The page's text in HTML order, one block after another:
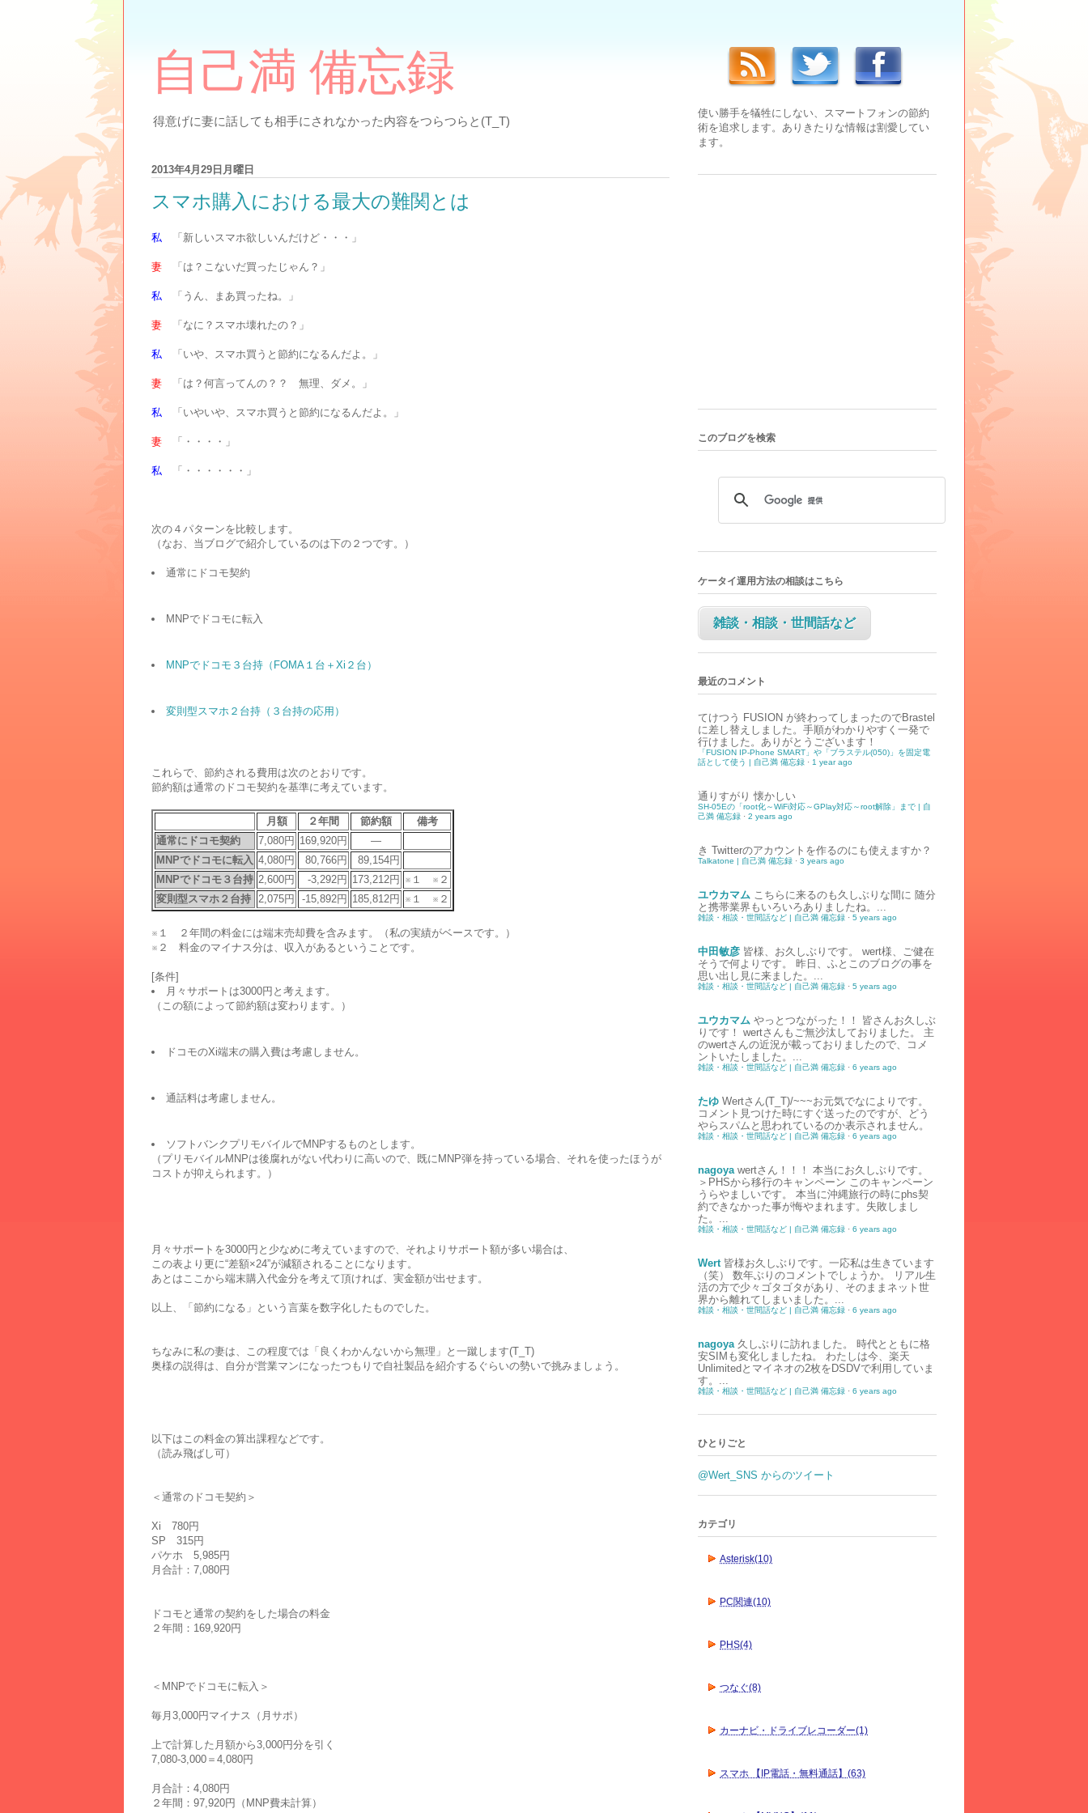
自己満 備忘録
得意げに妻に話しても相手にされなかった内容をつらつらと(T_T)
2013年4月29日月曜日
スマホ購入における最大の難関とは
私 「新しいスマホ欲しいんだけど・・・」
妻 「は？こないだ買ったじゃん？」
私 「うん、まあ買ったね。」
妻 「なに？スマホ壊れたの？」
私 「いや、スマホ買うと節約になるんだよ。」
妻 「は？何言ってんの？？ 無理、ダメ。」
私 「いやいや、スマホ買うと節約になるんだよ。」
妻 「・・・・」
私 「・・・・・・」
次の４パターンを比較します。
（なお、当ブログで紹介しているのは下の２つです。）
通常にドコモ契約
MNPでドコモに転入
MNPでドコモ３台持（FOMA１台＋Xi２台）
変則型スマホ２台持（３台持の応用）
これらで、節約される費用は次のとおりです。
節約額は通常のドコモ契約を基準に考えています。
月額 ２年間 節約額
備考
通常にドコモ契約
7,080円 169,920円
―
MNPでドコモに転入 4,080円 80,766円
89,154円
MNPでドコモ３台持 2,600円 -3,292円 173,212円 ※１ ※２
変則型スマホ２台持
2,075円 -15,892円 185,812円 ※１ ※２
※１ ２年間の料金には端末売却費を含みます。（私の実績がベースです。）
※２ 料金のマイナス分は、収入があるということです。
[条件]
月々サポートは3000円と考えます。
（この額によって節約額は変わります。）
ドコモのXi端末の購入費は考慮しません。
通話料は考慮しません。
ソフトバンクプリモバイルでMNPするものとします。
（プリモバイルMNPは後腐れがない代わりに高いので、既にMNP弾を持っている場合、それを使ったほうが
コストが抑えられます。）
月々サポートを3000円と少なめに考えていますので、それよりサポート額が多い場合は、
この表より更に“差額×24”が減額されることになります。
あとはここから端末購入代金分を考えて頂ければ、実金額が出せます。
以上、「節約になる」という言葉を数字化したものでした。
ちなみに私の妻は、この程度では「良くわかんないから無理」と一蹴します(T_T)
奥様の説得は、自分が営業マンになったつもりで自社製品を紹介するぐらいの勢いで挑みましょう。
以下はこの料金の算出課程などです。
（読み飛ばし可）
＜通常のドコモ契約＞
Xi 780円
SP 315円
パケホ 5,985円
月合計：7,080円
ドコモと通常の契約をした場合の料金
２年間：169,920円
＜MNPでドコモに転入＞
毎月3,000円マイナス（月サポ）
上で計算した月額から3,000円分を引く
7,080-3,000＝4,080円
月合計：4,080円
２年間：97,920円（MNP費未計算）
使い勝手を犠牲にしない、スマートフォンの節約
術を追求します。ありきたりな情報は割愛してい
ます。
このブログを検索
ケータイ運用方法の相談はこちら
雑談・相談・世間話など
最近のコメント
てけつう FUSION が終わってしまったのでBrastel
に差し替えしました。手順がわかりやすく一発で
行けました。ありがとうございます！
「FUSION IP-Phone SMART」や「ブラステル(050)」を固定電
話として使う | 自己満 備忘録 · 1 year ago
通りすがり 懐かしい
SH-05Eの「root化～WiFi対応～GPlay対応～root解除」まで | 自
己満 備忘録 · 2 years ago
き Twitterのアカウントを作るのにも使えますか？
Talkatone | 自己満 備忘録 · 3 years ago
ユウカマム こちらに来るのも久しぶりな間に 随分
と携帯業界もいろいろありましたね。...
雑談・相談・世間話など | 自己満 備忘録 · 5 years ago
中田敏彦 皆様、お久しぶりです。 wert様、ご健在
そうで何よりです。 昨日、ふとこのブログの事を
思い出し見に来ました。...
雑談・相談・世間話など | 自己満 備忘録 · 5 years ago
ユウカマム やっとつながった！！ 皆さんお久しぶ
りです！ wertさんもご無沙汰しておりました。 主
のwertさんの近況が載っておりましたので、コメ
ントいたしました。...
雑談・相談・世間話など | 自己満 備忘録 · 6 years ago
たゆ Wertさん(T_T)/~~~お元気でなによりです。
コメント見つけた時にすぐ送ったのですが、どう
やらスパムと思われているのか表示されません。
雑談・相談・世間話など | 自己満 備忘録 · 6 years ago
nagoya wertさん！！！ 本当にお久しぶりです。
＞PHSから移行のキャンペーン このキャンペーン
うらやましいです。 本当に沖縄旅行の時にphs契
約できなかった事が悔やまれます。失敗しまし
た。...
雑談・相談・世間話など | 自己満 備忘録 · 6 years ago
Wert 皆様お久しぶりです。一応私は生きています
（笑） 数年ぶりのコメントでしょうか。 リアル生
活の方で少々ゴタゴタがあり、そのままネット世
界から離れてしまいました。...
雑談・相談・世間話など | 自己満 備忘録 · 6 years ago
nagoya 久しぶりに訪れました。 時代とともに格
安SIMも変化しましたね。 わたしは今、楽天
Unlimitedとマイネオの2枚をDSDVで利用していま
す。...
雑談・相談・世間話など | 自己満 備忘録 · 6 years ago
ひとりごと
@Wert_SNS からのツイート
カテゴリ
Asterisk(10)
PC関連(10)
PHS(4)
つなぐ(8)
カーナビ・ドライブレコーダー(1)
スマホ 【IP電話・無料通話】(63)